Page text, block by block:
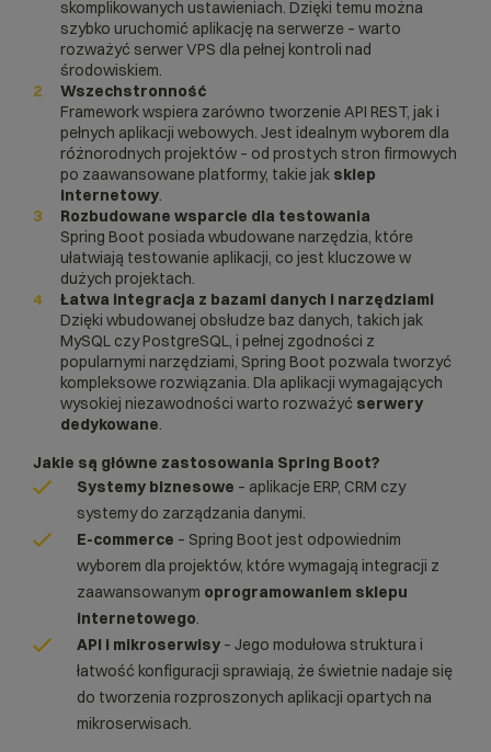
skomplikowanych ustawieniach. Dzięki temu można
szybko uruchomić aplikację na serwerze – warto
rozważyć serwer VPS dla pełnej kontroli nad
środowiskiem.
Wszechstronność
Framework wspiera zarówno tworzenie API REST, jak i
pełnych aplikacji webowych. Jest idealnym wyborem dla
różnorodnych projektów – od prostych stron firmowych
po zaawansowane platformy, takie jak sklep
internetowy.
Rozbudowane wsparcie dla testowania
Spring Boot posiada wbudowane narzędzia, które
ułatwiają testowanie aplikacji, co jest kluczowe w
dużych projektach.
Łatwa integracja z bazami danych i narzędziami
Dzięki wbudowanej obsłudze baz danych, takich jak
MySQL czy PostgreSQL, i pełnej zgodności z
popularnymi narzędziami, Spring Boot pozwala tworzyć
kompleksowe rozwiązania. Dla aplikacji wymagających
wysokiej niezawodności warto rozważyć serwery
dedykowane.
Jakie są główne zastosowania Spring Boot?
Systemy biznesowe – aplikacje ERP, CRM czy
systemy do zarządzania danymi.
E-commerce – Spring Boot jest odpowiednim
wyborem dla projektów, które wymagają integracji z
zaawansowanym oprogramowaniem sklepu
internetowego.
API i mikroserwisy – Jego modułowa struktura i
łatwość konfiguracji sprawiają, że świetnie nadaje się
do tworzenia rozproszonych aplikacji opartych na
mikroserwisach.